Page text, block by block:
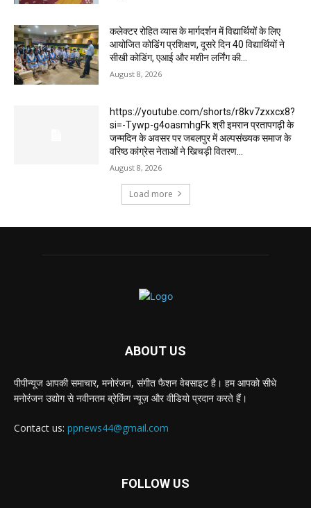
कलेक्टर रोहित व्यास के मार्गदर्शन में विद्यार्थियों के लिए
आयोजित कोडिंग प्रशिक्षण, दूसरे दिन 40 विद्यार्थियों ने
सीखी कोडिंग, एआई और मशीन लर्निंग की...
August 8, 2026
https://youtube.com/shorts/r8kv7zxxcx8?
si=-Tywp-g4oasmhgFk श्री इमरान प्रतापगढ़ी के
जन्मदिन के अवसर पर जबलपुर में अल्पसंख्यक समाज के
वरिष्ठ कांग्रेस नेताओं ने खिचड़ी वितरण...
August 8, 2026
Load more
ABOUT US
पीपीन्यूज आपकी समाचार, मनोरंजन, संगीत फैशन वेबसाइट है। हम आपको सीधे
मनोरंजन उद्योग से नवीनतम ब्रेकिंग न्यूज़ और वीडियो प्रदान करते हैं।
Contact us: ppnews44@gmail.com
FOLLOW US